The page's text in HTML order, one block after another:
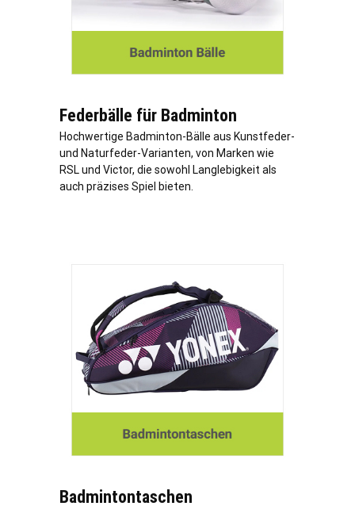
Federbälle für Badminton
Hochwertige Badminton-Bälle aus Kunstfeder-
und Naturfeder-Varianten, von Marken wie
RSL und Victor, die sowohl Langlebigkeit als
auch präzises Spiel bieten.
Badmintontaschen